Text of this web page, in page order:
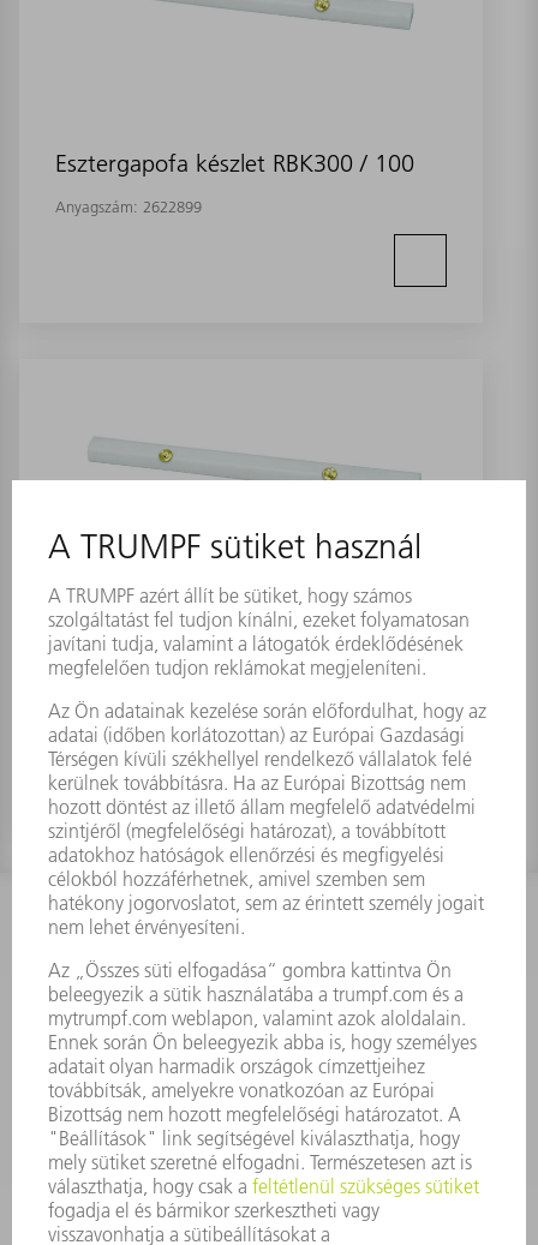
Esztergapofa készlet RBK300 / 100
Anyagszám: 2622899
Esztergapofa készlet RBK300 / 200
Anyagszám:2622900
KAPCSOLAT
Szerszám
3628576045
08.00 - 16.30
szerszam@hu.trumpf.com
KAPCSOLAT
Alkatrész
3628576035
08.00 - 16.30
alkatresz@hu.trumpf.com